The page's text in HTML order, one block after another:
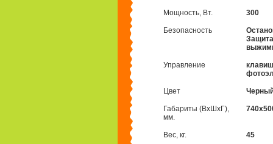
Мощность, Вт. 300
Безопасность
Управление
Цвет
Габариты (ВхШхГ),
мм.
Вес, кг. 45